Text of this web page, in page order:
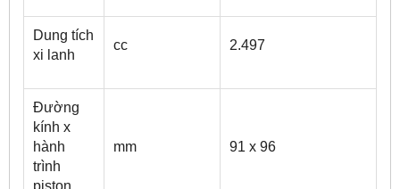
Dung tích
xi lanh
cc 2.497
Đường
kính x
hành
trình
mm 91 x 96